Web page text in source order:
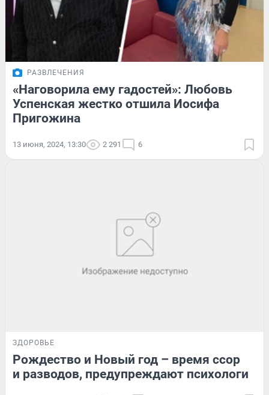
РАЗВЛЕЧЕНИЯ
«Наговорила ему гадостей»: Любовь
Успенская жестко отшила Иосифа
Пригожина
13 июня, 2024, 13:30 2 291 6
ЗДОРОВЬЕ
Рождество и Новый год – время ссор
и разводов, предупреждают психологи